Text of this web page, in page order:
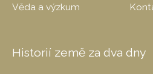
Věda a výzkum
Historií země za dva dny